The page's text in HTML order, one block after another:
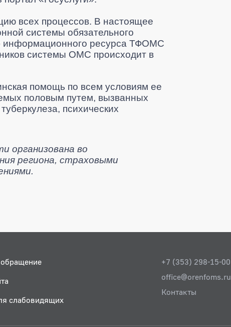
всех процессов. В настоящее
системы обязательного
информационного ресурса ТФОМС
системы ОМС происходит в
помощь по всем условиям ее
половым путем, вызванных
психических
организована во
региона, страховыми
слабовидящих
+7 (353) 298-15-00
office@orenfoms.ru
Контакты